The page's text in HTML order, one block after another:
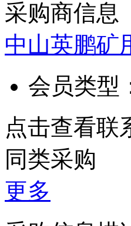
采购商信息
中山英鹏矿
会员类型
点击查看联
同类采购
更多